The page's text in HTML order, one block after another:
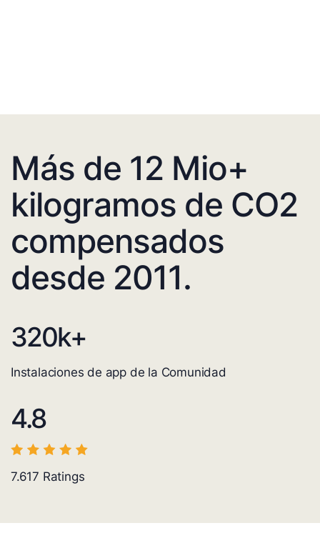
Más de 12 Mio+
kilogramos de CO2
compensados
desde 2011.
320k+
Instalaciones de app de la Comunidad
4.8
7.617 Ratings